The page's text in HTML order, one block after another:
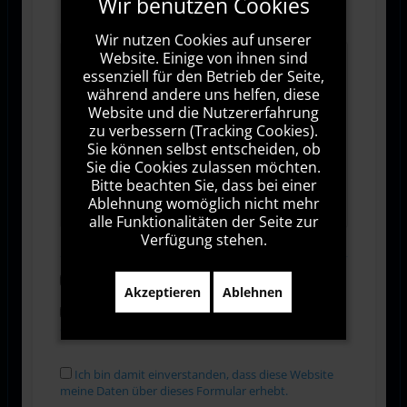
1000Zeichen übrig
Ich stimme den Allgemeinen
Ich bin damit einverstanden, dass diese Website
meine Daten über dieses Formular erhebt.
Wir nutzen Cookies auf unserer
Website. Einige von ihnen sind
essenziell für den Betrieb der Seite,
während andere uns helfen, diese
Website und die Nutzererfahrung
zu verbessern (Tracking Cookies).
Sie können selbst entscheiden, ob
Sie die Cookies zulassen möchten.
Bitte beachten Sie, dass bei einer
Ablehnung womöglich nicht mehr
alle Funktionalitäten der Seite zur
Verfügung stehen.
Akzeptieren Ablehnen